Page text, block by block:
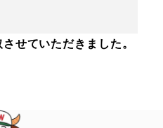
せていただきました。